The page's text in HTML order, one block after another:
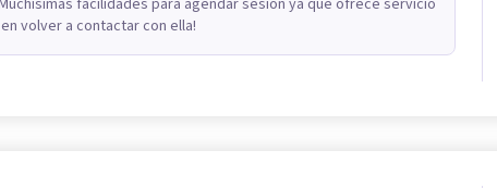
volver a contactar con ella!